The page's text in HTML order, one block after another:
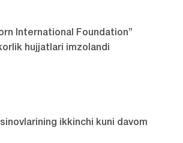
International Foundation”
hujjatlari imzolandi
ikkinchi kuni davom